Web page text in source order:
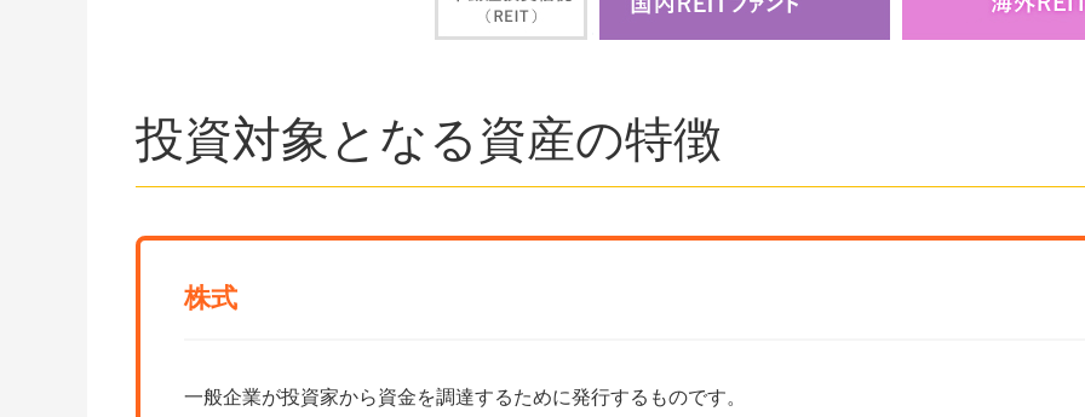
投資対象となる資産の特徴
株式
一般企業が投資家から資金を調達するために発行するものです。